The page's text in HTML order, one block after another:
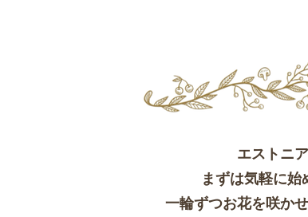
エストニ
まずは気軽に始
一輪ずつお花を咲か